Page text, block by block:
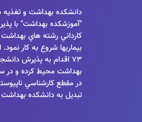
"آموزشكده بهداشت" با
كارداني رشته هاي بهداشت
بيماريها شروع به كار
73 اقدام به پذيرش
در مقطع كارشناسي
تبديل به دانشكده